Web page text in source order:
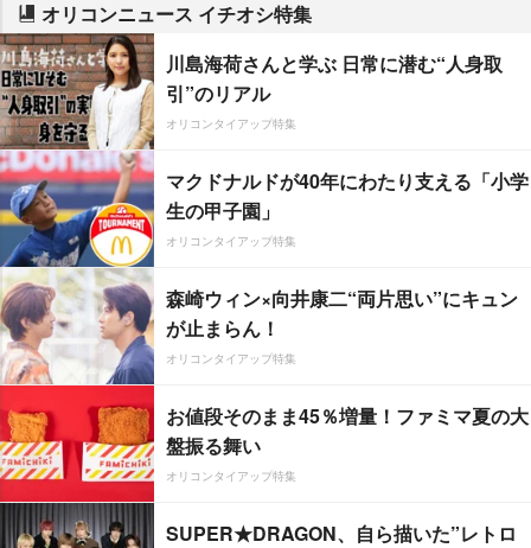
オリコンニュース イチオシ特集
川島海荷さんと学ぶ 日常に潜む“人身取
引”のリアル
オリコンタイアップ特集
マクドナルドが40年にわたり支える「小学
生の甲子園」
オリコンタイアップ特集
森崎ウィン×向井康二“両片思い”にキュン
が止まらん！
オリコンタイアップ特集
お値段そのまま45％増量！ファミマ夏の大
盤振る舞い
オリコンタイアップ特集
SUPER★DRAGON、自ら描いた”レトロ